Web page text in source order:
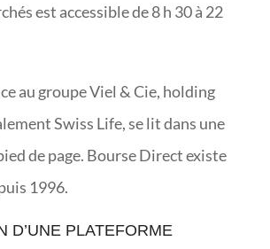
est accessible de 8 h 30 à 22
au groupe Viel & Cie, holding
Swiss Life, se lit dans une
de page. Bourse Direct existe
1996.
D’UNE PLATEFORME